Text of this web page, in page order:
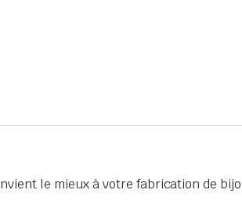
le mieux à votre fabrication de